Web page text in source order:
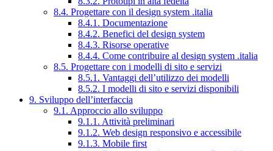
8.4. Progettare con il design system .italia
8.4.1. Documentazione
8.4.2. Benefici del design system
8.4.3. Risorse operative
8.4.4. Come contribuire al design system .italia
8.5. Progettare con i modelli di sito e servizi
8.5.1. Vantaggi dell’utilizzo dei modelli
8.5.2. I modelli di sito e servizi disponibili
9. Sviluppo dell’interfaccia
9.1. Approccio allo sviluppo
9.1.1. Attività preliminari
9.1.2. Web design responsivo e accessibile
9.1.3. Mobile first